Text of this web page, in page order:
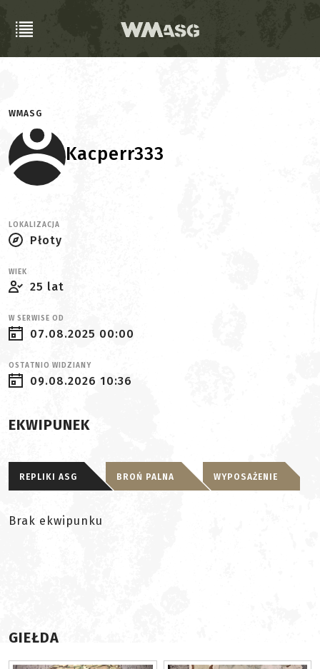
WMASG
Kacperr333
LOKALIZACJA
Płoty
WIEK
25 lat
W SERWISE OD
07.08.2025 00:00
OSTATNIO WIDZIANY
09.08.2026 10:36
EKWIPUNEK
REPLIKI ASG BROŃ PALNA WYPOSAŻENIE
Brak ekwipunku
GIEŁDA